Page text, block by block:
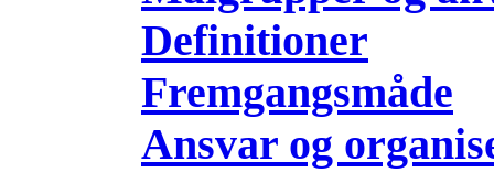
Definitioner
Fremgangsmåde
Ansvar og